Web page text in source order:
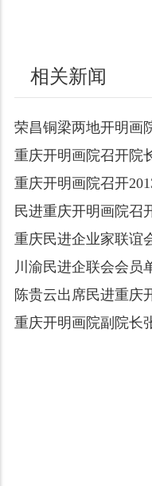
相关新闻
荣昌铜梁两地开明画
重庆开明画院召开院
重庆开明画院召开
民进重庆开明画院召
重庆民进企业家联谊
川渝民进企联会会员
陈贵云出席民进重庆
重庆开明画院副院长